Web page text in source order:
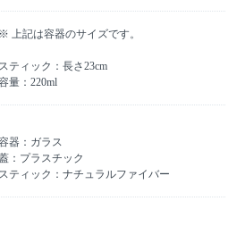
※ 上記は容器のサイズです。
スティック：長さ23cm
量：220ml
器：ガラス
：プラスチック
スティック：ナチュラルファイバー